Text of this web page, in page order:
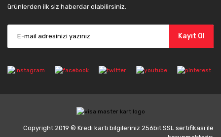
ürünlerden ilk siz haberdar olabilirsiniz.
Kayıt Ol
Copyright 2019 © Kredi kartı bilgileriniz 256bit SSL sertifikası ile